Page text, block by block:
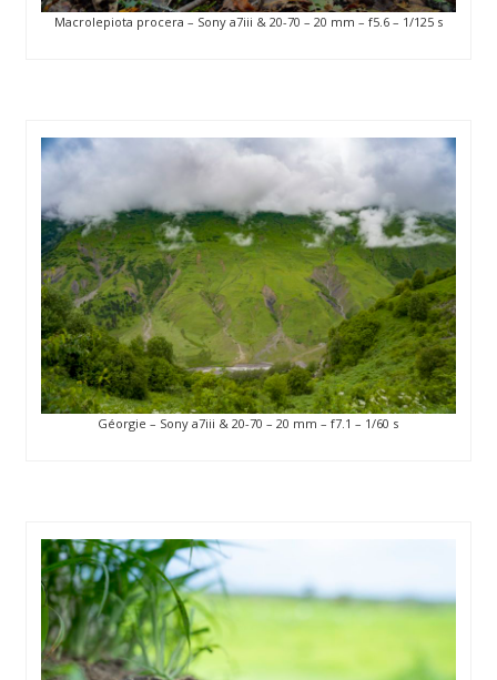
Macrolepiota procera – Sony a7iii & 20-70 – 20 mm – f5.6 – 1/125 s
Géorgie – Sony a7iii & 20-70 – 20 mm – f7.1 – 1/60 s